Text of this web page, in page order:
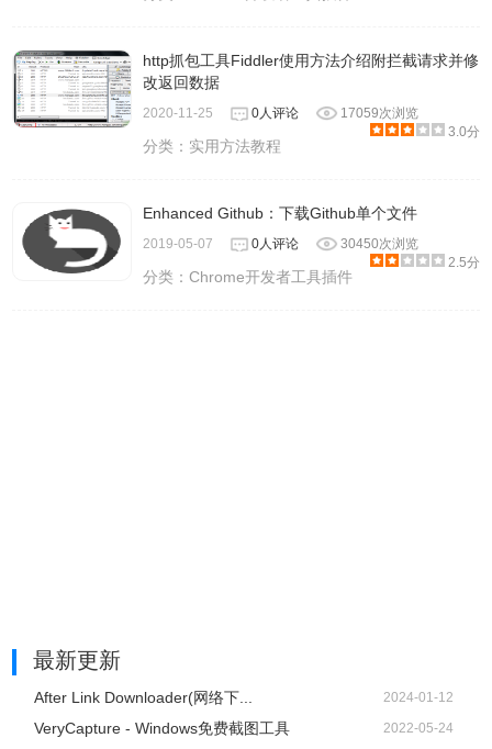
http抓包工具Fiddler使用方法介绍附拦截请求并修
改返回数据
2020-11-25 0人评论
17059次浏览
3.0分
分类： 实用方法教程
Enhanced Github：下载Github单个文件
2019-05-07 0人评论
30450次浏览
2.5分
分类：Chrome开发者工具插件
最新更新
After Link Downloader(网络下... 2024-01-12
VeryCapture - Windows免费截图工具 2022-05-24